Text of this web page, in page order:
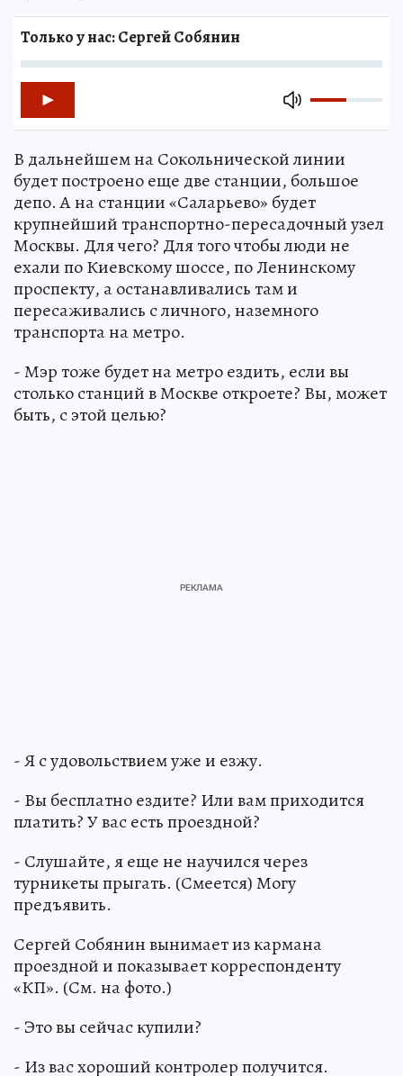
Только у нас: Сергей Собянин
В дальнейшем на Сокольнической линии
будет построено еще две станции, большое
депо. А на станции «Саларьево» будет
крупнейший транспортно-пересадочный узел
Москвы. Для чего? Для того чтобы люди не
ехали по Киевскому шоссе, по Ленинскому
проспекту, а останавливались там и
пересаживались с личного, наземного
транспорта на метро.
- Мэр тоже будет на метро ездить, если вы
столько станций в Москве откроете? Вы, может
быть, с этой целью?
- Я с удовольствием уже и езжу.
- Вы бесплатно ездите? Или вам приходится
платить? У вас есть проездной?
- Слушайте, я еще не научился через
турникеты прыгать. (Смеется) Могу
предъявить.
Сергей Собянин вынимает из кармана
проездной и показывает корреспонденту
«КП». (См. на фото.)
- Это вы сейчас купили?
- Из вас хороший контролер получится.